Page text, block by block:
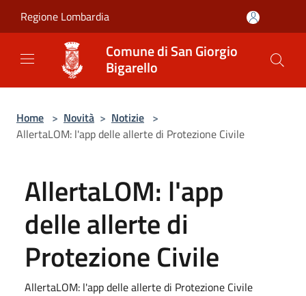
Regione Lombardia
Comune di San Giorgio
Bigarello
Home > Novità > Notizie >
AllertaLOM: l'app delle allerte di Protezione Civile
AllertaLOM: l'app
delle allerte di
Protezione Civile
AllertaLOM: l'app delle allerte di Protezione Civile